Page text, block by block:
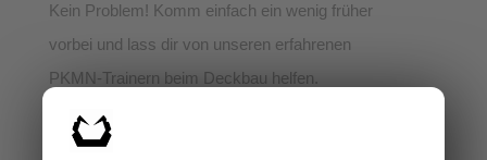
Kein Problem! Komm einfach ein wenig früher
vorbei und lass dir von unseren erfahrenen
PKMN-Trainern beim Deckbau helfen.
Du kannst dafür deine eigenen Karten mitbringen,
wir haben aber auch jede Menge Karten vor Ort,